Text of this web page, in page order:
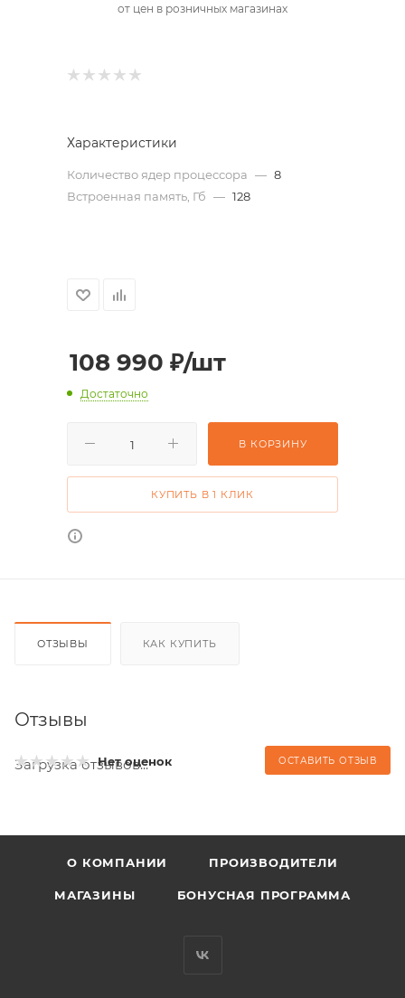
от цен в розничных магазинах
Характеристики
Количество ядер процессора — 8
Встроенная память, Гб — 128
108 990 ₽/шт
Достаточно
В КОРЗИНУ
КУПИТЬ В 1 КЛИК
ОТЗЫВЫ КАК КУПИТЬ
Отзывы
Нет оценок ОСТАВИТЬ ОТЗЫВ
Загрузка отзывов...
О КОМПАНИИ ПРОИЗВОДИТЕЛИ
МАГАЗИНЫ БОНУСНАЯ ПРОГРАММА